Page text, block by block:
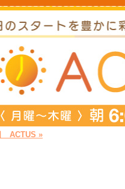
ACTUS »